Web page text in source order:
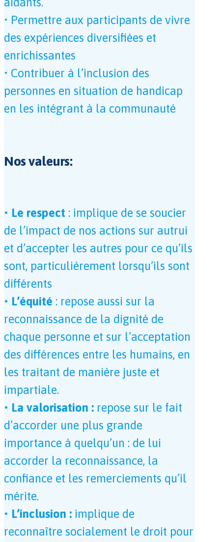
• Permettre aux participants de vivre
des expériences diversifiées et
enrichissantes
• Contribuer à l’inclusion des
personnes en situation de handicap
en les intégrant à la communauté
Nos valeurs:
• Le respect : implique de se soucier
de l’impact de nos actions sur autrui
et d’accepter les autres pour ce qu’ils
sont, particulièrement lorsqu’ils sont
différents
• L’équité : repose aussi sur la
reconnaissance de la dignité de
chaque personne et sur l’acceptation
des différences entre les humains, en
les traitant de manière juste et
impartiale.
• La valorisation : repose sur le fait
d’accorder une plus grande
importance à quelqu’un : de lui
accorder la reconnaissance, la
confiance et les remerciements qu’il
mérite.
• L’inclusion : implique de
reconnaître socialement le droit pour